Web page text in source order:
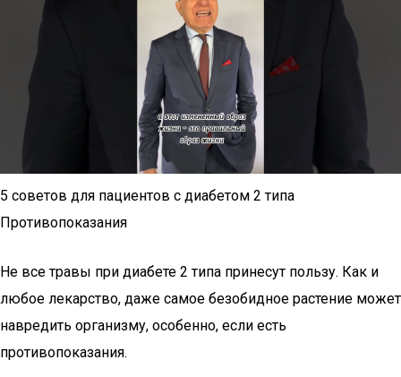
5 советов для пациентов с диабетом 2 типа
Противопоказания
Не все травы при диабете 2 типа принесут пользу. Как и
любое лекарство, даже самое безобидное растение может
навредить организму, особенно, если есть
противопоказания.